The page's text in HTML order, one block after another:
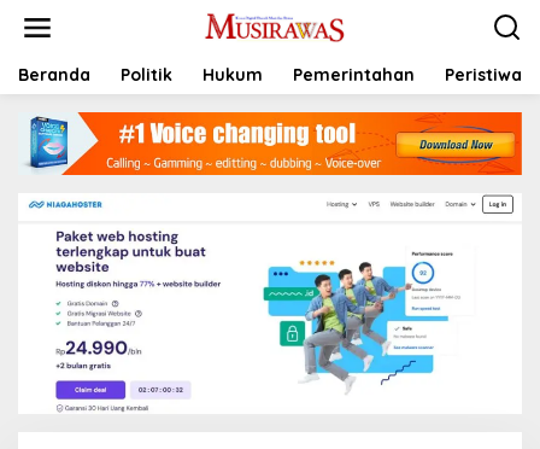
t
Beranda Politik Hukum Pemerintahan Peristiwa